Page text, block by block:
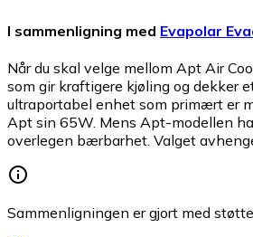
I sammenligning med Evapolar
Når du skal velge mellom Apt Air
som gir kraftigere kjøling og dekker
ultraportabel enhet som primært er
Apt sin 65W. Mens Apt-modellen
overlegen bærbarhet. Valget
Sammenligningen er gjort med